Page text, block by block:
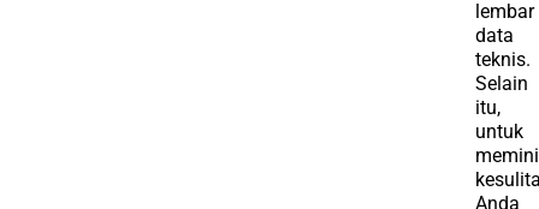
lembar
data
teknis.
Selain
itu,
untuk
Anda